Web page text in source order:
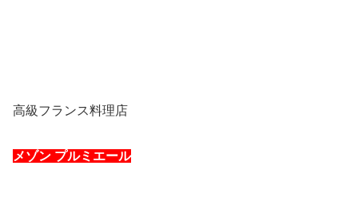
高級フランス料理店
メゾン プルミエール